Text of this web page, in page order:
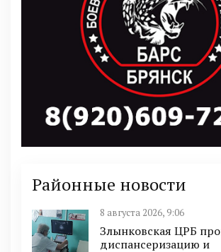
Районные новости
8 августа 2026, 9:06
Злынковская ЦРБ
диспансеризацию и